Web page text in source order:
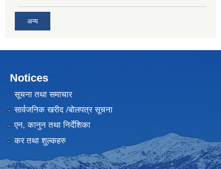
अन्य
Notices
सूचना तथा समाचार
सार्वजनिक खरीद /बोलपत्र सूचना
एन, कानुन तथा निर्देशिका
कर तथा शुल्कहरु